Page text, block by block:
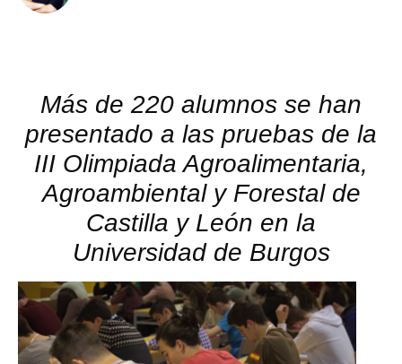
Más de 220 alumnos se han
presentado a las pruebas de la
III Olimpiada Agroalimentaria,
Agroambiental y Forestal de
Castilla y León en la
Universidad de Burgos